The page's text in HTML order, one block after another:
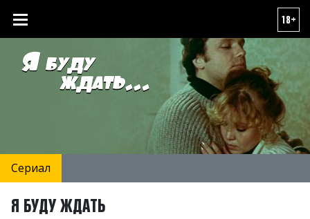
18+
Сериал
Я БУДУ ЖДАТЬ